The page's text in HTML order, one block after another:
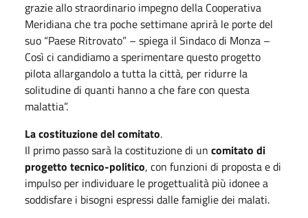
grazie allo straordinario impegno della Cooperativa
Meridiana che tra poche settimane aprirà le porte del
suo “Paese Ritrovato” – spiega il Sindaco di Monza –
Così ci candidiamo a sperimentare questo progetto
pilota allargandolo a tutta la città, per ridurre la
solitudine di quanti hanno a che fare con questa
malattia”.
La costituzione del comitato.
Il primo passo sarà la costituzione di un comitato di
progetto tecnico-politico, con funzioni di proposta e di
impulso per individuare le progettualità più idonee a
soddisfare i bisogni espressi dalle famiglie dei malati.